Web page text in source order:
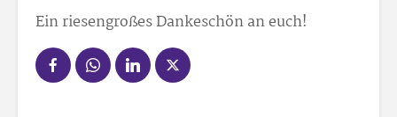
Ein riesengroßes Dankeschön an euch!